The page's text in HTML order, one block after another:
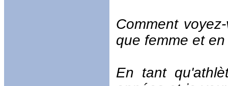
Comment
que femme et
En tant